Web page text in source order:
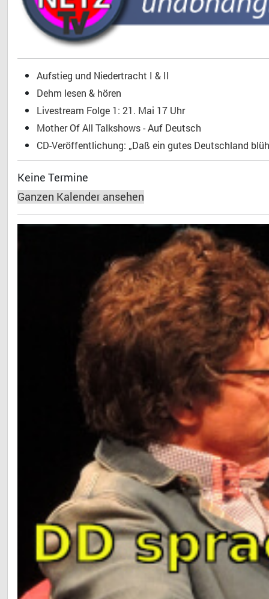
Aufstieg und Niedertracht I & II
Dehm lesen & hören
Livestream Folge 1: 21. Mai 17 Uhr
Mother Of All Talkshows - Auf Deutsch
CD-Veröffentlichung: „Daß ein gutes Deutschland
Keine Termine
Ganzen Kalender ansehen